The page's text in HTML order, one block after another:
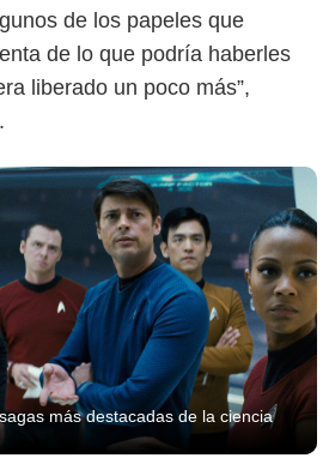
de los papeles que
de lo que podría haberles
liberado un poco más”,
más destacadas de la ciencia